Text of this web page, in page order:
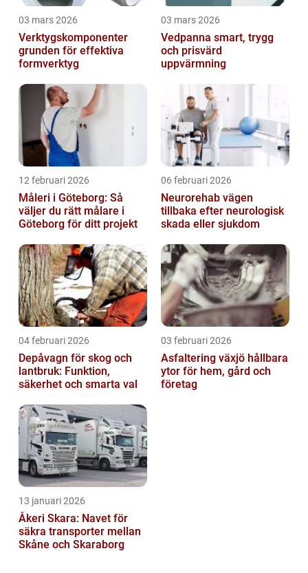
03 mars 2026
Verktygskomponenter
grunden för effektiva
formverktyg
03 mars 2026
Vedpanna smart, trygg
och prisvärd
uppvärmning
12 februari 2026
Måleri i Göteborg: Så
väljer du rätt målare i
Göteborg för ditt projekt
06 februari 2026
Neurorehab vägen
tillbaka efter neurologisk
skada eller sjukdom
04 februari 2026
Depåvagn för skog och
lantbruk: Funktion,
säkerhet och smarta val
03 februari 2026
Asfaltering växjö hållbara
ytor för hem, gård och
företag
13 januari 2026
Åkeri Skara: Navet för
säkra transporter mellan
Skåne och Skaraborg